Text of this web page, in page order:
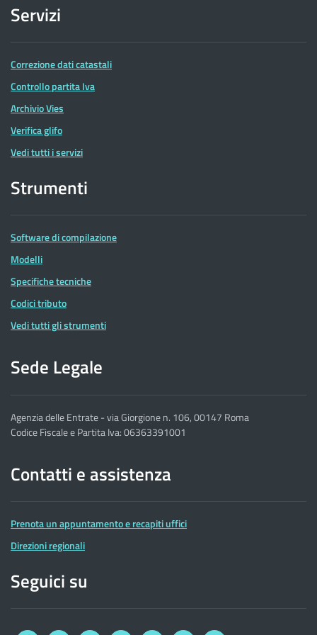
Servizi
Correzione dati catastali
Controllo partita Iva
Archivio Vies
Verifica glifo
Vedi tutti i servizi
Strumenti
Software di compilazione
Modelli
Specifiche tecniche
Codici tributo
Vedi tutti gli strumenti
Sede Legale
Agenzia delle Entrate - via Giorgione n. 106, 00147 Roma
Codice Fiscale e Partita Iva: 06363391001
Contatti e assistenza
Prenota un appuntamento e recapiti uffici
Direzioni regionali
Seguici su